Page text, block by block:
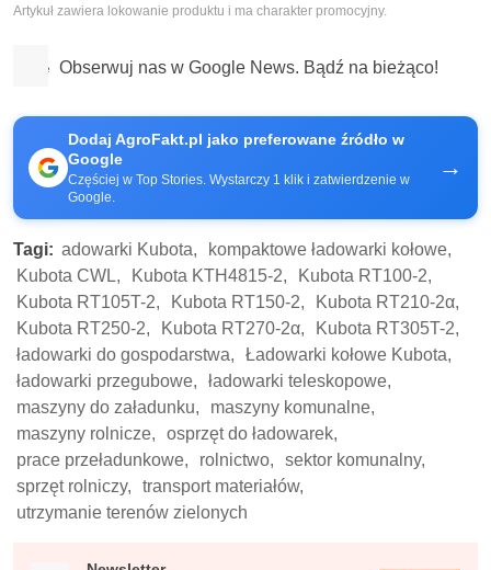
Artykuł zawiera lokowanie produktu i ma charakter promocyjny.
Obserwuj nas w Google News. Bądź na bieżąco!
Dodaj AgroFakt.pl jako preferowane źródło w
Google
Częściej w Top Stories. Wystarczy 1 klik i zatwierdzenie w
Google.
→
Tagi: adowarki Kubota,
kompaktowe ładowarki kołowe,
Kubota CWL,
Kubota KTH4815-2,
Kubota RT100-2,
Kubota RT105T-2,
Kubota RT150-2,
Kubota RT210-2α,
Kubota RT250-2,
Kubota RT270-2α,
Kubota RT305T-2,
ładowarki do gospodarstwa,
Ładowarki kołowe Kubota,
ładowarki przegubowe,
ładowarki teleskopowe,
maszyny do załadunku,
maszyny komunalne,
maszyny rolnicze,
osprzęt do ładowarek,
prace przeładunkowe,
rolnictwo,
sektor komunalny,
sprzęt rolniczy,
transport materiałów,
utrzymanie terenów zielonych